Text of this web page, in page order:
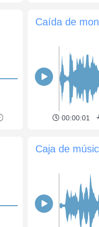
Caída de
00:00:01
Caja de